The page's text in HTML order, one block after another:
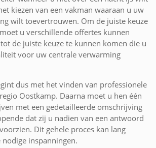
kiezen van een vakman waaraan u uw
wilt toevertrouwen. Om de juiste keuze
u verschillende offertes kunnen
de juiste keuze te kunnen komen die u
voor uw centrale verwarming
dus met het vinden van professionele
Oostkamp. Daarna moet u hen één
met een gedetailleerde omschrijving
dat zij u nadien van een antwoord
Dit gehele proces kan lang
inspanningen.